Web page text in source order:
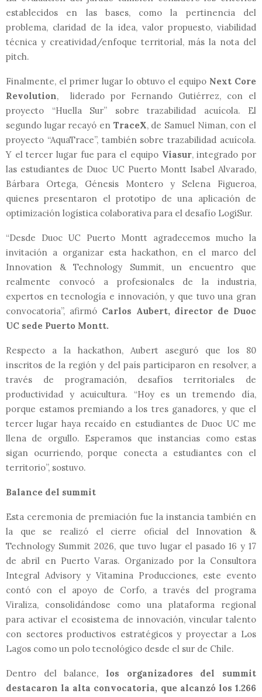
establecidos en las bases, como la pertinencia del
problema, claridad de la idea, valor propuesto, viabilidad
técnica y creatividad/enfoque territorial, más la nota del
pitch.
Finalmente, el primer lugar lo obtuvo el equipo Next Core
Revolution, liderado por Fernando Gutiérrez, con el
proyecto “Huella Sur” sobre trazabilidad acuícola. El
segundo lugar recayó en TraceX, de Samuel Niman, con el
proyecto “AquaTrace”, también sobre trazabilidad acuícola.
Y el tercer lugar fue para el equipo Viasur, integrado por
las estudiantes de Duoc UC Puerto Montt Isabel Alvarado,
Bárbara Ortega, Génesis Montero y Selena Figueroa,
quienes presentaron el prototipo de una aplicación de
optimización logística colaborativa para el desafío LogiSur.
“Desde Duoc UC Puerto Montt agradecemos mucho la
invitación a organizar esta hackathon, en el marco del
Innovation & Technology Summit, un encuentro que
realmente convocó a profesionales de la industria,
expertos en tecnología e innovación, y que tuvo una gran
convocatoria”, afirmó Carlos Aubert, director de Duoc
UC sede Puerto Montt.
Respecto a la hackathon, Aubert aseguró que los 80
inscritos de la región y del país participaron en resolver, a
través de programación, desafíos territoriales de
productividad y acuicultura. “Hoy es un tremendo día,
porque estamos premiando a los tres ganadores, y que el
tercer lugar haya recaído en estudiantes de Duoc UC me
llena de orgullo. Esperamos que instancias como estas
sigan ocurriendo, porque conecta a estudiantes con el
territorio”, sostuvo.
Balance del summit
Esta ceremonia de premiación fue la instancia también en
la que se realizó el cierre oficial del Innovation &
Technology Summit 2026, que tuvo lugar el pasado 16 y 17
de abril en Puerto Varas. Organizado por la Consultora
Integral Advisory y Vitamina Producciones, este evento
contó con el apoyo de Corfo, a través del programa
Viraliza, consolidándose como una plataforma regional
para activar el ecosistema de innovación, vincular talento
con sectores productivos estratégicos y proyectar a Los
Lagos como un polo tecnológico desde el sur de Chile.
Dentro del balance, los organizadores del summit
destacaron la alta convocatoria, que alcanzó los 1.266